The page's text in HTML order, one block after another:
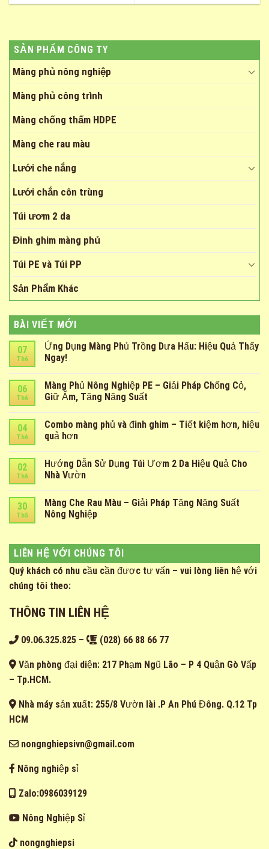
SẢN PHẨM CÔNG TY
Màng phủ nông nghiệp
Màng phủ công trình
Màng chống thấm HDPE
Màng che rau màu
Lưới che nắng
Lưới chắn côn trùng
Túi ươm 2 da
Đinh ghim màng phủ
Túi PE và Túi PP
Sản Phẩm Khác
BÀI VIẾT MỚI
07
Th6
Ứng Dụng Màng Phủ Trồng Dưa Hấu: Hiệu Quả Thấy
Ngay!
06
Th6
Màng Phủ Nông Nghiệp PE – Giải Pháp Chống Cỏ,
Giữ Ẩm, Tăng Năng Suất
04
Th6
Combo màng phủ và đinh ghim – Tiết kiệm hơn, hiệu
quả hơn
02
Th6
Hướng Dẫn Sử Dụng Túi Ươm 2 Da Hiệu Quả Cho
Nhà Vườn
30
Th5
Màng Che Rau Màu – Giải Pháp Tăng Năng Suất
Nông Nghiệp
LIÊN HỆ VỚI CHÚNG TÔI
Quý khách có nhu cầu cần được tư vấn – vui lòng liên hệ với
chúng tôi theo:
THÔNG TIN LIÊN HỆ
09.06.325.825 – (028) 66 88 66 77
Văn phòng đại diện: 217 Phạm Ngũ Lão – P 4 Quận Gò Vấp
– Tp.HCM.
Nhà máy sản xuất: 255/8 Vườn lài .P An Phú Đông. Q.12 Tp
HCM
nongnghiepsivn@gmail.com
Nông nghiệp sỉ
Zalo:0986039129
Nông Nghiệp Sỉ
nongnghiepsi